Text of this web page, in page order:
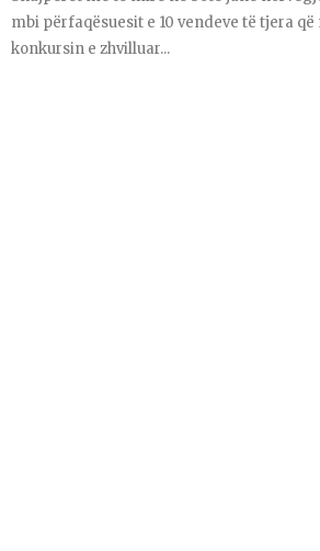
mbi përfaqësuesit e 10 vendeve të tjera
konkursin e zhvilluar...